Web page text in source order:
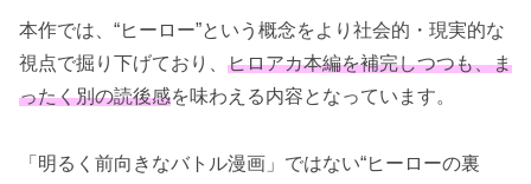
本作では、“ヒーロー”という概念をより社会的・現実的な
視点で掘り下げており、 ヒロアカ本編を補完しつつも、ま
ったく別の読後感を味わえる内容となっています。
「明るく前向きなバトル漫画」ではない“ヒーローの裏